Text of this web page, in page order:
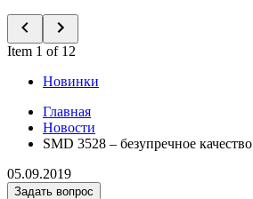
Item 1 of 12
Новинки
Главная
Новости
SMD 3528 – безупречное качество
05.09.2019
Задать вопрос